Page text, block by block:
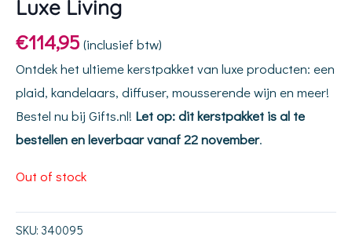
Luxe Living
€114,95 (inclusief btw)
Ontdek het ultieme kerstpakket van luxe producten: een
plaid, kandelaars, diffuser, mousserende wijn en meer!
Bestel nu bij Gifts.nl! Let op: dit kerstpakket is al te
bestellen en leverbaar vanaf 22 november.
Out of stock
SKU: 340095